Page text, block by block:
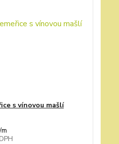
s vínovou mašlí
m